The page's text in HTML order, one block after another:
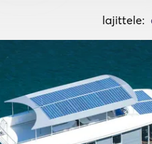
lajittele: